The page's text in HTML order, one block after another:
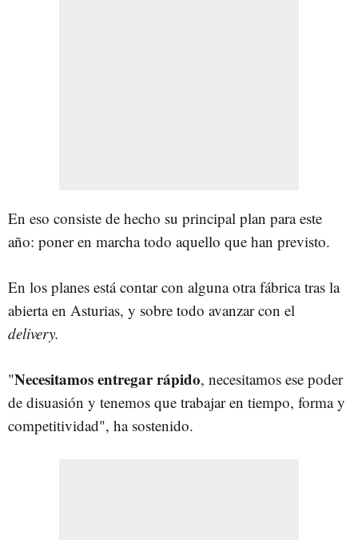
En eso consiste de hecho su principal plan para este
año: poner en marcha todo aquello que han previsto.
En los planes está contar con alguna otra fábrica tras la
abierta en Asturias, y sobre todo avanzar con el
delivery.
"Necesitamos entregar rápido, necesitamos ese poder
de disuasión y tenemos que trabajar en tiempo, forma y
competitividad", ha sostenido.